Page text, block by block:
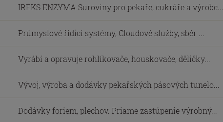
IREKS ENZYMA Suroviny pro pekaře, cukráře a výrobc...
Průmyslové řídicí systémy, Cloudové služby, sběr ...
Vyrábí a opravuje rohlíkovače, houskovače, děličky...
Vývoj, výroba a dodávky pekařských pásových tunelo...
Dodávky foriem, plechov. Priame zastúpenie výrobný...